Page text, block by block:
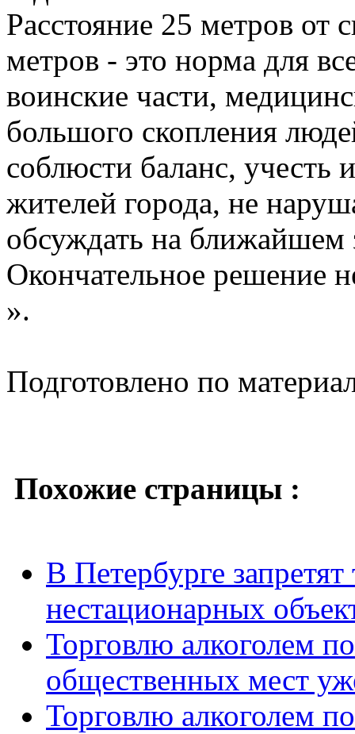
Расстояние 25 метров от
метров - это норма для
воинские части,
большого скопления
соблюсти баланс, учесть
жителей города, не
обсуждать на ближайшем
Окончательное решение
».
Подготовлено по
Похожие страницы :
В Петербурге
нестационарных
Торговлю алкоголем
общественных мест
Торговлю алкоголем